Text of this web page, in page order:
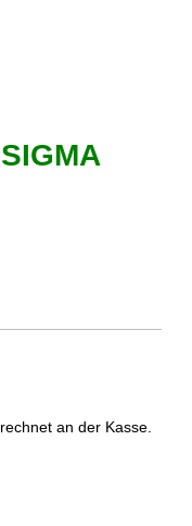
an der Kasse.